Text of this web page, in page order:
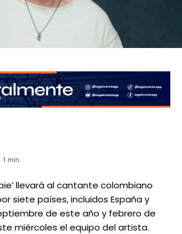
1 min.
llevará al cantante colombiano
siete países, incluidos España y
de este año y febrero de
miércoles el equipo del artista.